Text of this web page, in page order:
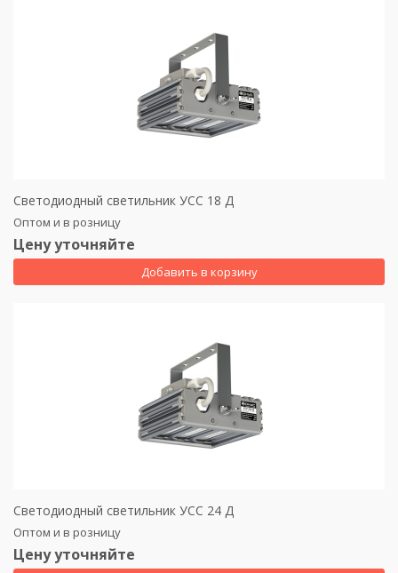
Светодиодный светильник УСС 18 Д
Оптом и в розницу
Цену уточняйте
Добавить в корзину
Светодиодный светильник УСС 24 Д
Оптом и в розницу
Цену уточняйте